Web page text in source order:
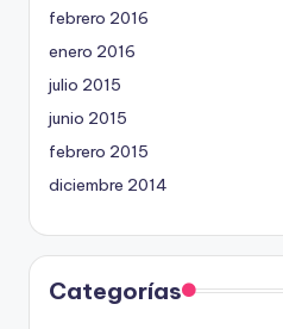
febrero 2016
enero 2016
julio 2015
junio 2015
febrero 2015
diciembre 2014
Categorías